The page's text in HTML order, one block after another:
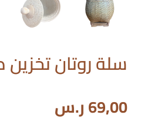
سلة روتان تخزين
69,00ر.س